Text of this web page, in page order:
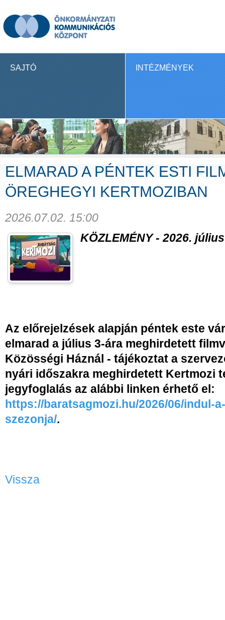
SAJTÓ INTÉZMÉNYEK
ELMARAD A PÉNTEK ESTI
ÖREGHEGYI KERTMOZIBAN
2026.07.02. 15:00
KÖZLEMÉNY - 2026.
Az előrejelzések alapján péntek este
elmarad a július 3-ára meghirdetett
Közösségi Háznál - tájékoztat a
nyári időszakra meghirdetett Kertmozi
jegyfoglalás az alábbi linken érhető el:
https://baratsagmozi.hu/2026/06/indul-
szezonja/.
Vissza